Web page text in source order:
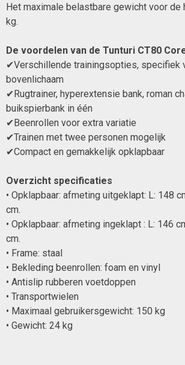
Het maximale belastbare gewicht voor de
kg.
De voordelen van de Tunturi CT80
✔Verschillende trainingsopties, specifiek
bovenlichaam
✔Rugtrainer, hyperextensie bank, roman
buikspierbank in één
✔Beenrollen voor extra variatie
✔Trainen met twee personen mogelijk
✔Compact en gemakkelijk opklapbaar
Overzicht specificaties
• Opklapbaar: afmeting uitgeklapt: L: 148
cm.
• Opklapbaar: afmeting ingeklapt : L: 146
cm.
• Frame: staal
• Bekleding beenrollen: foam en vinyl
• Antislip rubberen voetdoppen
• Transportwielen
• Maximaal gebruikersgewicht: 150 kg
• Gewicht: 24 kg